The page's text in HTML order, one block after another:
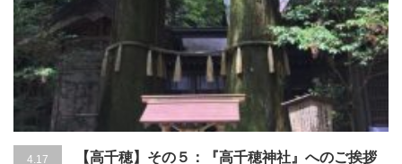
4.17 【高千穂】その５：『高千穂神社』へのご挨拶